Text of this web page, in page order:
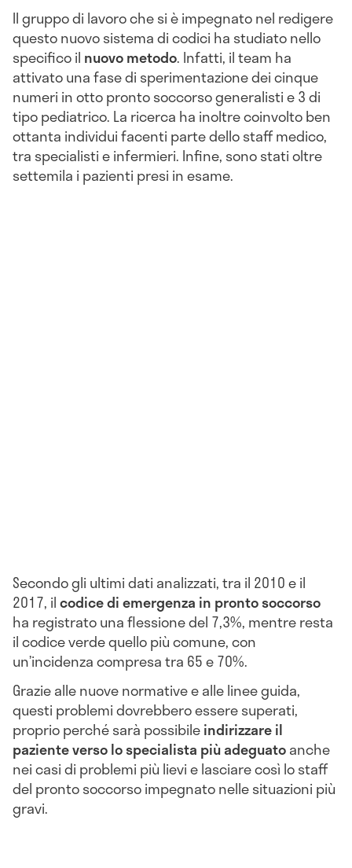
Il gruppo di lavoro che si è impegnato nel redigere
questo nuovo sistema di codici ha studiato nello
specifico il nuovo metodo. Infatti, il team ha
attivato una fase di sperimentazione dei cinque
numeri in otto pronto soccorso generalisti e 3 di
tipo pediatrico. La ricerca ha inoltre coinvolto ben
ottanta individui facenti parte dello staff medico,
tra specialisti e infermieri. Infine, sono stati oltre
settemila i pazienti presi in esame.
Secondo gli ultimi dati analizzati, tra il 2010 e il
2017, ilcodice di emergenza in pronto soccorso
ha registrato una flessione del 7,3%, mentre resta
il codice verde quello più comune, con
un’incidenza compresa tra 65 e 70%.
Grazie alle nuove normative e alle linee guida,
questi problemi dovrebbero essere superati,
proprio perché sarà possibileindirizzare il
paziente verso lo specialista più adeguatoanche
nei casi di problemi più lievi e lasciare così lo staff
del pronto soccorso impegnato nelle situazioni più
gravi.